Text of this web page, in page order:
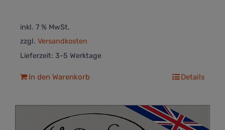
inkl. 7 % MwSt.
zzgl. Versandkosten
Lieferzeit: 3-5 Werktage
In den Warenkorb Details